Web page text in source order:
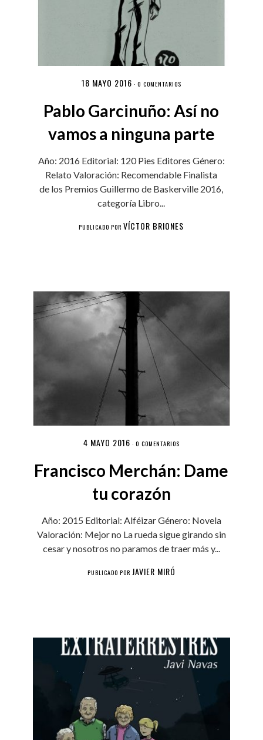
18 MAYO 2016 · 0 COMENTARIOS
Pablo Garcinuño: Así no
vamos a ninguna parte
Año: 2016 Editorial: 120 Pies Editores Género:
Relato Valoración: Recomendable Finalista
de los Premios Guillermo de Baskerville 2016,
categoría Libro...
PUBLICADO PORVÍCTOR BRIONES
4 MAYO 2016 · 0 COMENTARIOS
Francisco Merchán: Dame
tu corazón
Año: 2015 Editorial: Alféizar Género: Novela
Valoración: Mejor no La rueda sigue girando sin
cesar y nosotros no paramos de traer más y...
PUBLICADO POR JAVIER MIRÓ